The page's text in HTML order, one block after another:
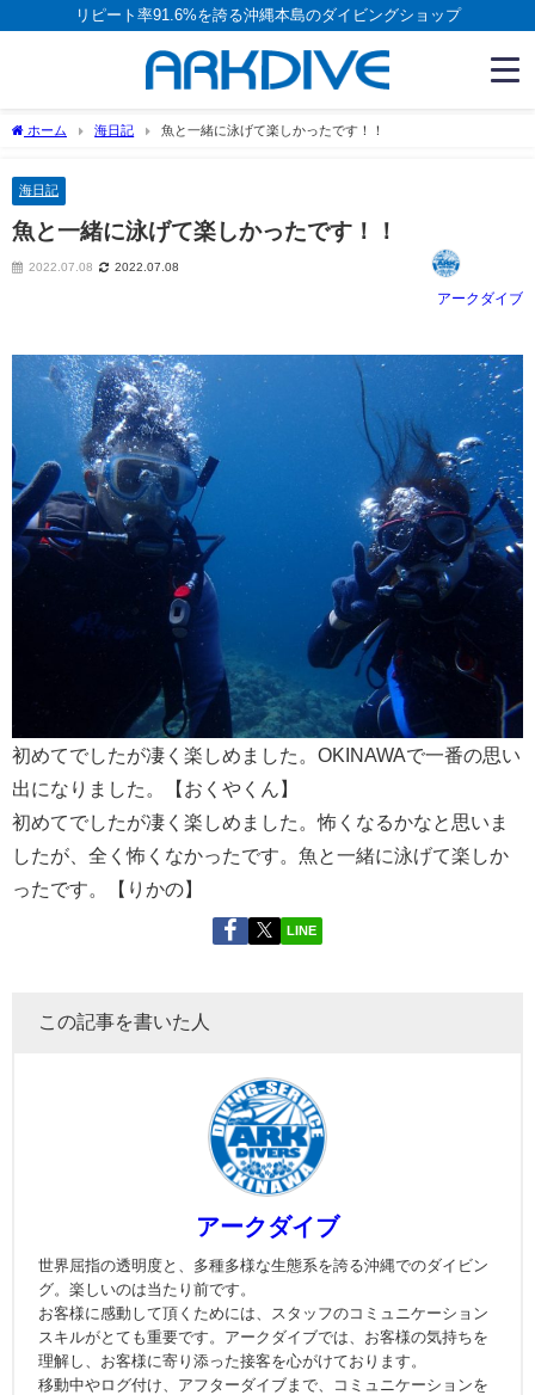
リピート率91.6%を誇る沖縄本島のダイビングショップ
ホーム 海日記 魚と一緒に泳げて楽しかったです！！
海日記
魚と一緒に泳げて楽しかったです！！
2022.07.08 2022.07.08
アークダイブ
初めてでしたが凄く楽しめました。OKINAWAで一番の思い
出になりました。【おくやくん】
初めてでしたが凄く楽しめました。怖くなるかなと思いま
したが、全く怖くなかったです。魚と一緒に泳げて楽しか
ったです。【りかの】
LINE
この記事を書いた人
アークダイブ
世界屈指の透明度と、多種多様な生態系を誇る沖縄でのダイビン
グ。楽しいのは当たり前です。
お客様に感動して頂くためには、スタッフのコミュニケーション
スキルがとても重要です。アークダイブでは、お客様の気持ちを
理解し、お客様に寄り添った接客を心がけております。
移動中やログ付け、アフターダイブまで、コミュニケーションを